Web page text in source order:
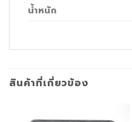
น้ำหนัก
สินค้าที่เกี่ยวข้อง